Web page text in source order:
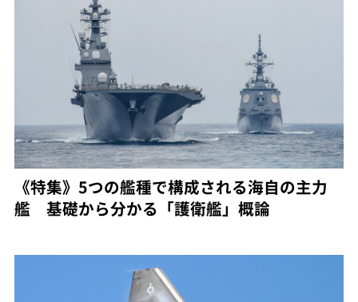
《特集》5つの艦種で構成される海自の主力
艦 基礎から分かる「護衛艦」概論